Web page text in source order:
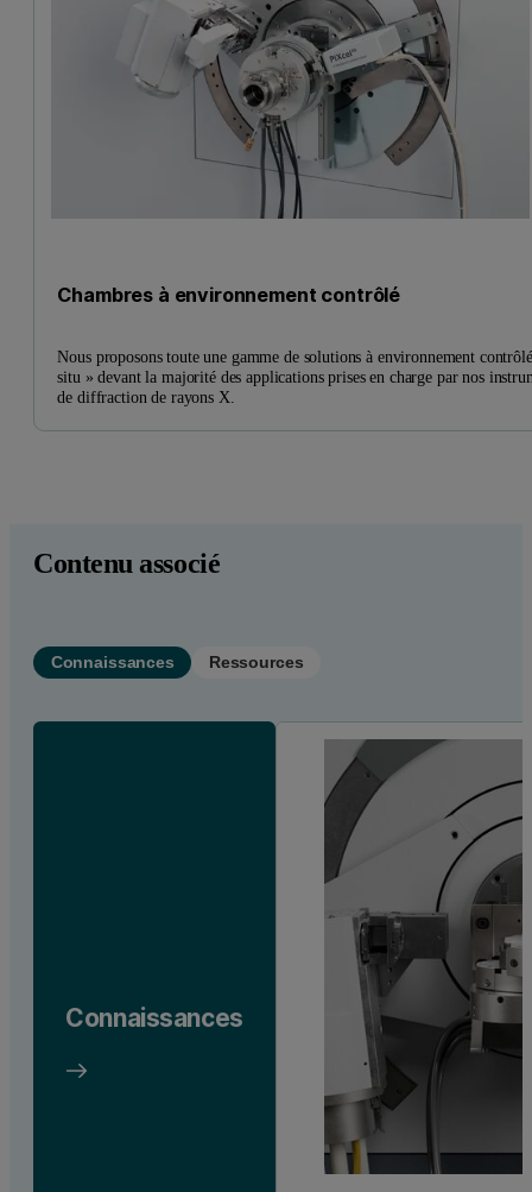
Chambres à environnement contrôlé
Nous proposons toute une gamme de solutions à environnement
situ » devant la majorité des applications prises en charge par nos
de diffraction de rayons X.
Contenu associé
Connaissances Ressources
Connaissances